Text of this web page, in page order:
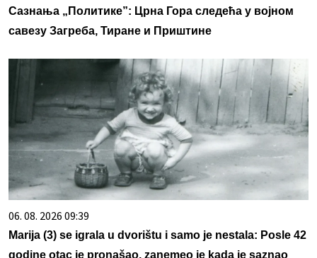
Сазнања „Политике”: Црна Гора следећа у војном
савезу Загреба, Тиране и Приштине
06. 08. 2026 09:39
Marija (3) se igrala u dvorištu i samo je nestala: Posle 42
godine otac je pronašao, zanemeo je kada je saznao